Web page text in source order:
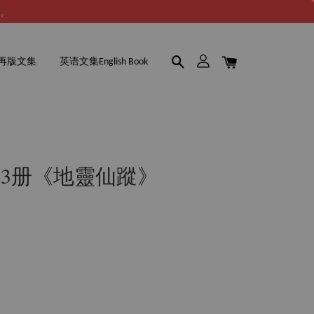
版文集 英语文集English Book
《地靈仙蹤》